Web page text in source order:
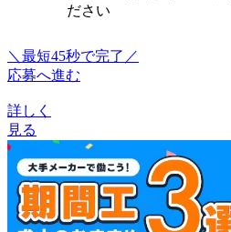
ださい
＼最短45秒で完了／
応募へ進む
詳しく
見る